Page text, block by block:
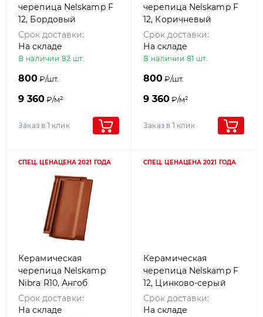
черепица Nelskamp F
12, Бордовый
Срок доставки:
На складе
В наличии 82 шт.
800₽/шт.
9 360₽/м²
Заказ в 1 клик
черепица Nelskamp F
12, Коричневый
глянцевый
Срок доставки:
На складе
В наличии 81 шт.
800₽/шт.
9 360₽/м²
Заказ в 1 клик
СПЕЦ. ЦЕНАЦЕНА 2021 ГОДА
Керамическая
черепица Nelskamp
Nibra R10, Ангоб
Красный
Срок доставки:
На складе
СПЕЦ. ЦЕНАЦЕНА 2021 ГОДА
Керамическая
черепица Nelskamp F
12, Цинково-серый
Срок доставки:
На складе